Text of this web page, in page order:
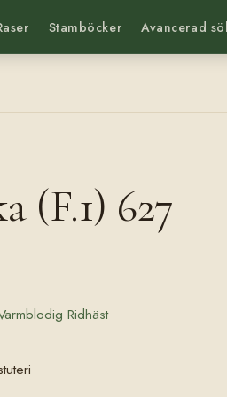
Stamböcker Avancerad
(F.1) 627
Ridhäst